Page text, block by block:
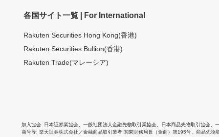
各国サイト一覧 | For International
Rakuten Securities Hong Kong(香港)
Rakuten Securities Bullion(香港)
Rakuten Trade(マレーシア)
加入協会 日本証券業協会 一般社団法人金融先物取引業協会 日本商品先物取引協会
商号等 楽天証券株式会社／金融商品取引業者 関東財務局長（金商）第195号、商品先物